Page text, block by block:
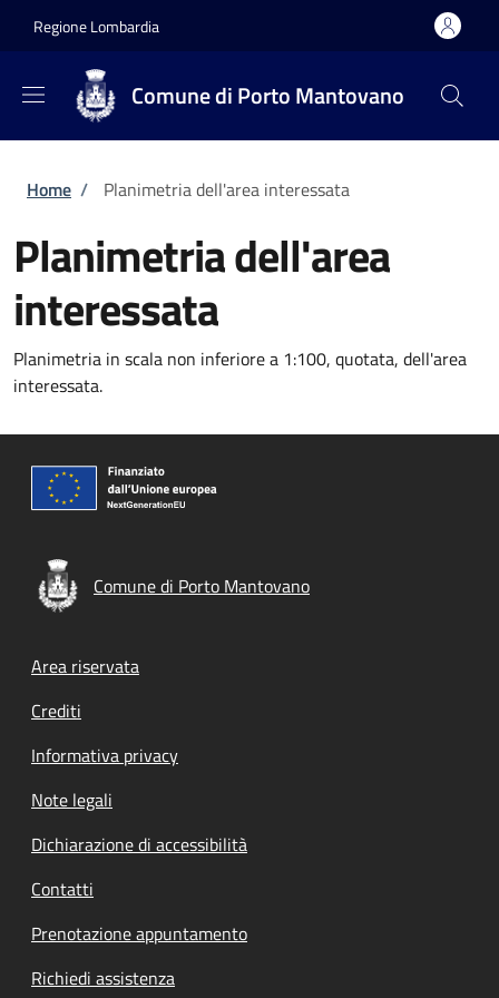
Regione Lombardia
Comune di Porto Mantovano
Briciole di pane
Home / Planimetria dell'area interessata
Planimetria dell'area
interessata
Planimetria in scala non inferiore a 1:100, quotata, dell'area
interessata.
Comune di Porto Mantovano
Footer menu
Area riservata
Crediti
Informativa privacy
Note legali
Dichiarazione di accessibilità
Contatti
Prenotazione appuntamento
Richiedi assistenza